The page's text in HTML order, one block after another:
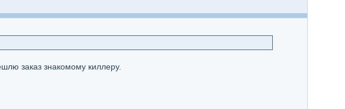
заказ знакомому киллеру.